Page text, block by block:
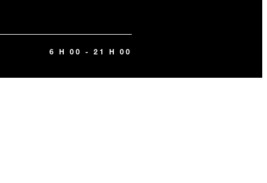
6 H 00 - 21 H 00